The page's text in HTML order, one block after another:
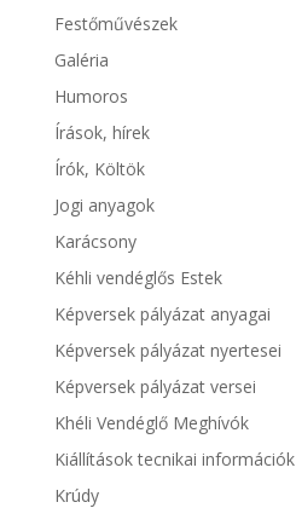
Festőművészek
Galéria
Humoros
Írások, hírek
Írók, Költök
Jogi anyagok
Karácsony
Kéhli vendéglős Estek
Képversek pályázat anyagai
Képversek pályázat nyertesei
Képversek pályázat versei
Khéli Vendéglő Meghívók
Kiállítások tecnikai információk
Krúdy